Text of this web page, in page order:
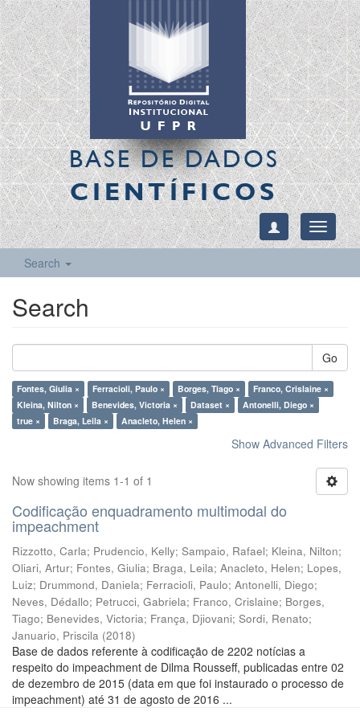
BASE DE DADOS
CIENTÍFICOS
Toggle
Search
Search
Go
Fontes, Giulia × Ferracioli, Paulo × Borges, Tiago ×
Franco, Crislaine ×
Kleina, Nilton ×
Benevides, Victoria × Dataset ×
Antonelli, Diego ×
true ×
Braga, Leila × Anacleto, Helen ×
Show Advanced Filters
Now showing items 1-1 of 1
Codificação enquadramento multimodal do
impeachment
Rizzotto, Carla; Prudencio, Kelly; Sampaio, Rafael; Kleina, Nilton;
Oliari, Artur; Fontes, Giulia; Braga, Leila; Anacleto, Helen; Lopes,
Luiz; Drummond, Daniela; Ferracioli, Paulo; Antonelli, Diego;
Neves, Dédallo; Petrucci, Gabriela; Franco, Crislaine; Borges,
Tiago; Benevides, Victoria; França, Djiovani; Sordi, Renato;
Januario, Priscila (2018)
Base de dados referente à codificação de 2202 notícias a
respeito do impeachment de Dilma Rousseff, publicadas entre 02
de dezembro de 2015 (data em que foi instaurado o processo de
impeachment) até 31 de agosto de 2016 ...